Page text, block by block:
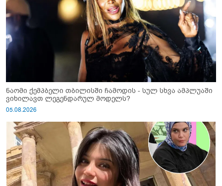
ნაომი ქემპბელი თბილისში ჩამოდის - სულ სხვა ამპლუაში
ვიხილავთ ლეგენდარულ მოდელს?
05.08.2026